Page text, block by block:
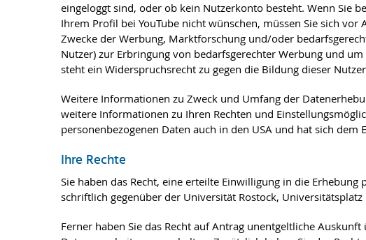
eingeloggt sind, oder ob kein Nutzerkonto besteht. Wenn Sie
Ihrem Profil bei YouTube nicht wünschen, müssen Sie sich
Zwecke der Werbung, Marktforschung und/oder
Nutzer) zur Erbringung von bedarfsgerechter Werbung und
steht ein Widerspruchsrecht zu gegen die Bildung dieser
Weitere Informationen zu Zweck und Umfang der
weitere Informationen zu Ihren Rechten und
personenbezogenen Daten auch in den USA und hat sich dem
Ihre Rechte
Sie haben das Recht, eine erteilte Einwilligung in die
schriftlich gegenüber der Universität Rostock,
Ferner haben Sie das Recht auf Antrag unentgeltliche